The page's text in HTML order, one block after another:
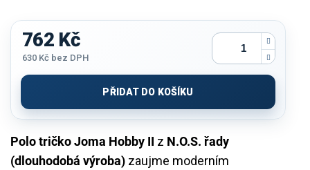
Polo tričko Joma Hobby II z N.O.S. řady
(dlouhodobá výroba) zaujme moderním
762 Kč
630 Kč bez DPH
cena:
PŘIDAT DO KOŠÍKU